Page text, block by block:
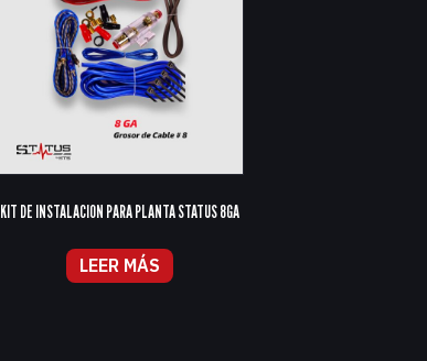
KIT DE INSTALACION PARA PLANTA STATUS 8GA
LEER MÁS